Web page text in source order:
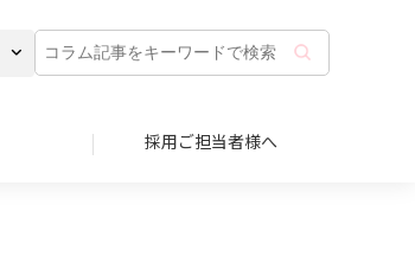
コ
ラ
ム
採用ご担当者様へ